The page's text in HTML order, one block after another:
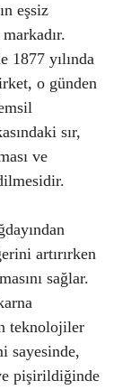
eşsiz
1877 yılında
o günden
sır,
ve
artırırken
sağlar.
teknolojiler
sayesinde,
pişirildiğinde